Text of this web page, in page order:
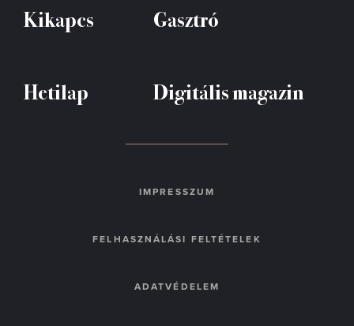
Kikapcs Gasztró
Hetilap Digitális magazin
IMPRESSZUM
FELHASZNÁLÁSI FELTÉTELEK
ADATVÉDELEM